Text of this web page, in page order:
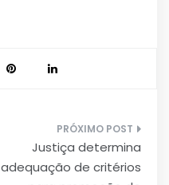
Justiça determina
adequação de critérios